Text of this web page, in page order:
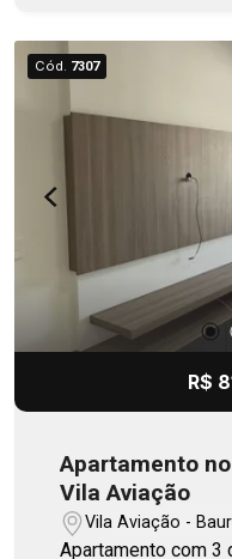
Cód. 7307
R$
Apartamento
Vila Aviação
Vila Aviação -
Apartamento com